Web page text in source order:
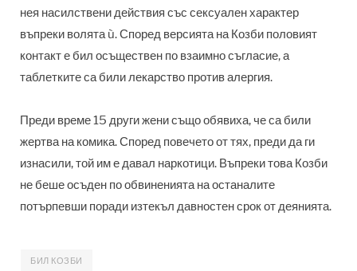
нея насилствени действия със сексуален характер
въпреки волята ù. Според версията на Козби половият
контакт е бил осъществен по взаимно съгласие, а
таблетките са били лекарство против алергия.
Преди време 15 други жени също обявиха, че са били
жертва на комика. Според повечето от тях, преди да ги
изнасили, той им е давал наркотици. Въпреки това Козби
не беше осъден по обвиненията на останалите
потърпевши поради изтекъл давностен срок от деянията.
БИЛ КОЗБИ